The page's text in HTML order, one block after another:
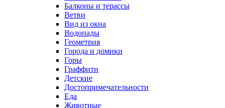
Балконы и терассы
Ветви
Вид из окна
Водопады
Геометрия
Города и домики
Горы
Граффити
Детские
Достопримечательности
Еда
Животные